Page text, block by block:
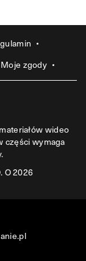
on Rss
Moje zgody
wideo
części wymaga
O 2026